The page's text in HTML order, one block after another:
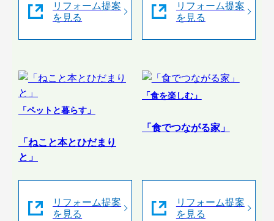
リフォーム提案
を見る
リフォーム提案
を見る
「ペットと暮らす」
「ねこと本とひだまり
と」
リフォーム提案
を見る
「食を楽しむ」
「食でつながる家」
リフォーム提案
を見る